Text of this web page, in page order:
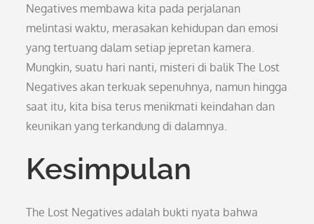
Negatives membawa kita pada perjalanan
melintasi waktu, merasakan kehidupan dan emosi
yang tertuang dalam setiap jepretan kamera.
Mungkin, suatu hari nanti, misteri di balik The Lost
Negatives akan terkuak sepenuhnya, namun hingga
saat itu, kita bisa terus menikmati keindahan dan
keunikan yang terkandung di dalamnya.
Kesimpulan
The Lost Negatives adalah bukti nyata bahwa